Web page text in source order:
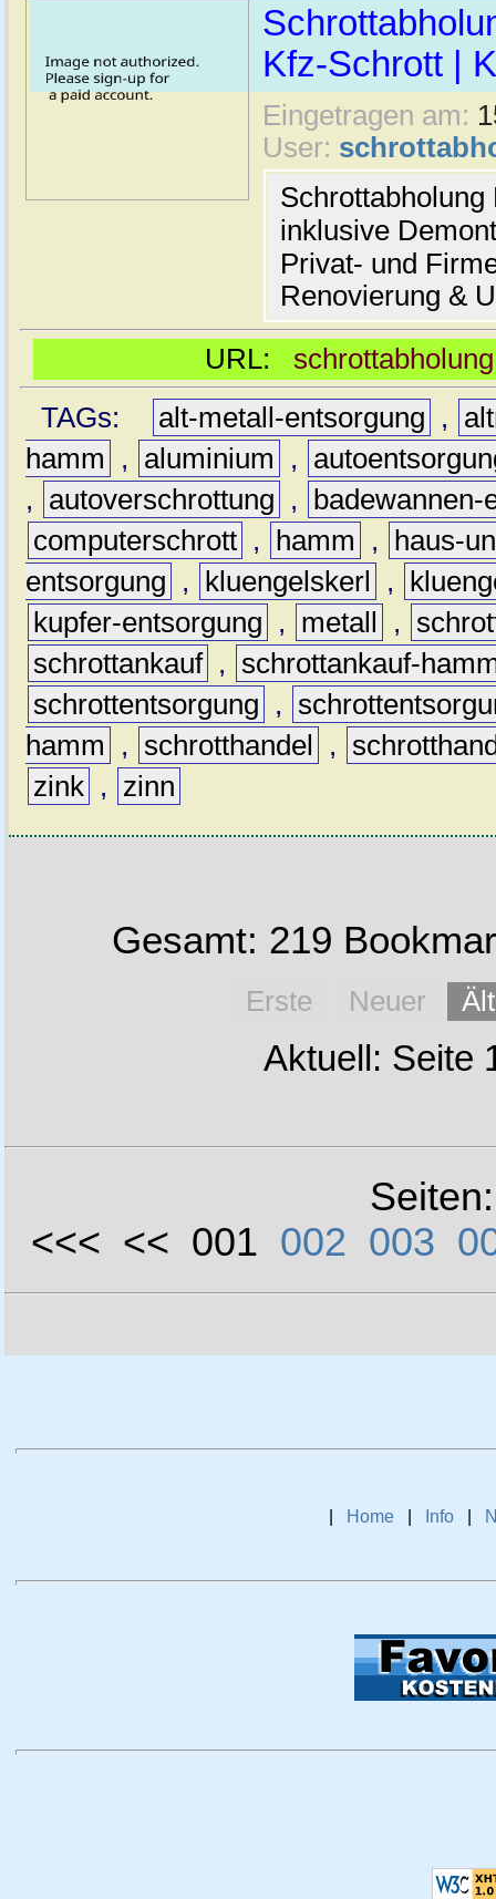
Kfz-Schrott |
Eingetragen am:
User:
inklusive
Privat- und
Renovierung &
URL:
TAGs:
alt-metall-entsorgung ,
hamm
, aluminium ,
,
autoverschrottung ,
badewannen-
computerschrott , hamm ,
haus-
entsorgung
, kluengelskerl ,
kupfer-entsorgung
, metall ,
schrottankauf ,
schrottankauf-
schrottentsorgung
,
hamm
, schrotthandel ,
zink , zinn
Gesamt: 219
Erste Neuer
Aktuell: Seite
<<< << 001 002 003
Home Info